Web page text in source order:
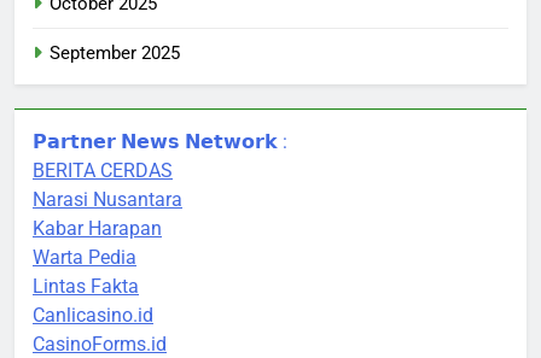
September 2025
𝗣𝗮𝗿𝘁𝗻𝗲𝗿 𝗡𝗲𝘄𝘀 𝗡𝗲𝘁𝘄𝗼𝗿𝗸 :
BERITA CERDAS
Narasi Nusantara
Kabar Harapan
Warta Pedia
Lintas Fakta
Canlicasino.id
CasinoForms.id